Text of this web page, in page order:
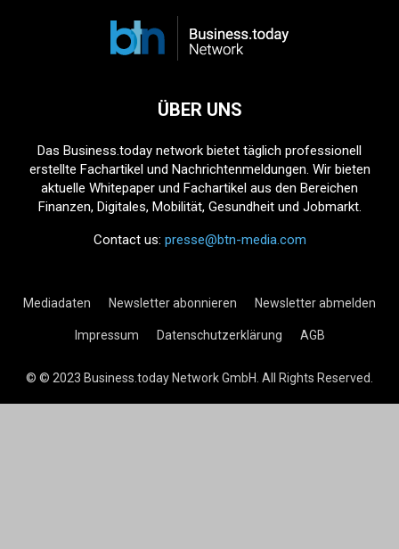
ÜBER UNS
Das Business.today network bietet täglich professionell
erstellte Fachartikel und Nachrichtenmeldungen. Wir bieten
aktuelle Whitepaper und Fachartikel aus den Bereichen
Finanzen, Digitales, Mobilität, Gesundheit und Jobmarkt.
Contact us: presse@btn-media.com
Mediadaten Newsletter abonnieren Newsletter abmelden
Impressum Datenschutzerklärung AGB
© © 2023 Business.today Network GmbH. All Rights Reserved.